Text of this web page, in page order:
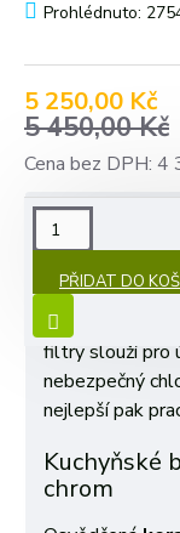
5 250,00 Kč
5 450,00 Kč
Cena bez DPH: 4
Prohlédnuto:
PŘIDAT DO
Vodovodní
luxusní
filtry slouží pro
nebezpečný
nejlepší pak
Kuchyňské
chrom